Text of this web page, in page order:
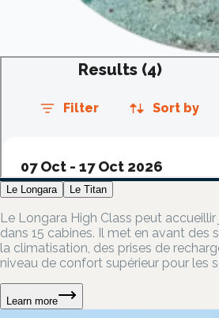
Le Longara Le Titan
Le Longara High Class peut accueillir
dans 15 cabines. Il met en avant des
la climatisation, des prises de
niveau de confort supérieur pour les
Learn more